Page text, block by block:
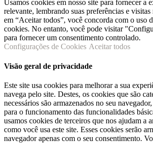
Usamos cookies em nosso site para fornecer a
relevante, lembrando suas preferências e
em “Aceitar todos”, você concorda com o uso
cookies. No entanto, você pode visitar
para fornecer um consentimento controlado.
Configurações de Cookies Aceitar todos
Visão geral de privacidade
Este site usa cookies para melhorar a sua
navega pelo site. Destes, os cookies que são
necessários são armazenados no seu
para o funcionamento das funcionalidades
usamos cookies de terceiros que nos ajudam a
como você usa este site. Esses cookies serão
navegador apenas com o seu consentimento.